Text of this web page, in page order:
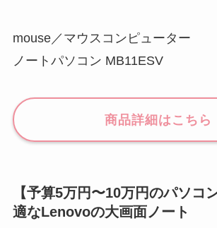
mouse／マウスコンピューター
ノートパソコン MB11ESV
商品詳細はこちら
【予算5万円〜10万円のパソコ
適なLenovoの大画面ノート